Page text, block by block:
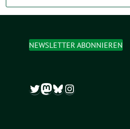
NEWSLETTER ABONNIEREN
Twitter
Mastodon
Bluesky
Instagram